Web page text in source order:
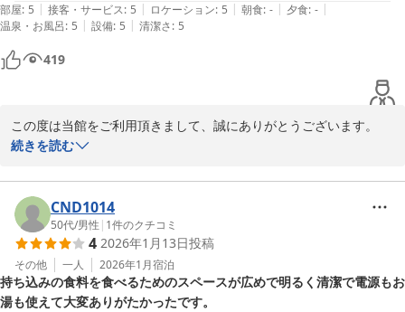
部屋: 5 | 接客・サービス: 5 | ロケーション: 5 | 朝食: - | 夕食: - |
温泉・お風呂: 5 | 設備: 5 | 清潔さ: 5
419
この度は当館をご利用頂きまして、誠にありがとうございます。
嬉しいお言葉をありがとうございます。
ありがとうございます。
カプセルホテル ふらる
2026-01-30
続きを読む
CND1014
50代/男性 | 1件のクチコミ
4 2026年1月13日投稿
その他 一人 2026年1月宿泊
持ち込みの食料を食べるためのスペースが広めで明るく清潔で電源もお
湯も使えて大変ありがたかったです。